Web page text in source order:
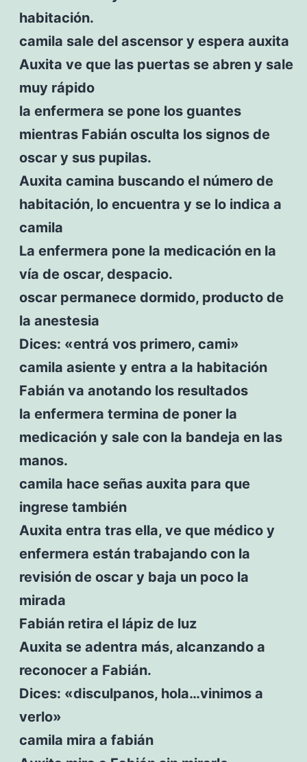
habitación.
camila sale del ascensor y espera auxita
Auxita ve que las puertas se abren y sale
muy rápido
la enfermera se pone los guantes
mientras Fabián osculta los signos de
oscar y sus pupilas.
Auxita camina buscando el número de
habitación, lo encuentra y se lo indica a
camila
La enfermera pone la medicación en la
vía de oscar, despacio.
oscar permanece dormido, producto de
la anestesia
Dices: «entrá vos primero, cami»
camila asiente y entra a la habitación
Fabián va anotando los resultados
la enfermera termina de poner la
medicación y sale con la bandeja en las
manos.
camila hace señas auxita para que
ingrese también
Auxita entra tras ella, ve que médico y
enfermera están trabajando con la
revisión de oscar y baja un poco la
mirada
Fabián retira el lápiz de luz
Auxita se adentra más, alcanzando a
reconocer a Fabián.
Dices: «disculpanos, hola…vinimos a
verlo»
camila mira a fabián